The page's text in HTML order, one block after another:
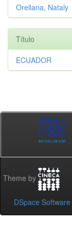
Orellana, Nataly
Título
ECUADOR
Theme by
DSpace Software